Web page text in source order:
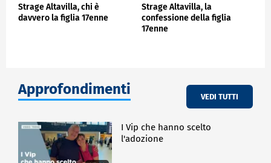
Strage Altavilla, chi è
davvero la figlia 17enne
Strage Altavilla, la
confessione della figlia
17enne
Approfondimenti VEDI TUTTI
I Vip che hanno scelto
l'adozione